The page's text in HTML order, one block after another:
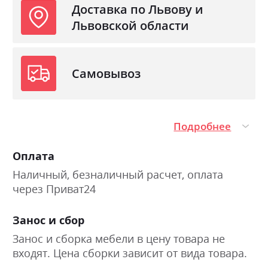
Доставка по Львову и
Львовской области
Самовывоз
Подробнее
Оплата
Наличный, безналичный расчет, оплата
через Приват24
Занос и сбор
Занос и сборка мебели в цену товара не
входят. Цена сборки зависит от вида товара.